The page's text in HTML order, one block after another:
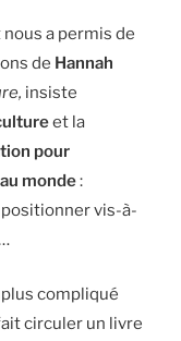
a permis de
de Hannah
insiste
et la
pour
monde:
vis-à-
compliqué
circuler un livre